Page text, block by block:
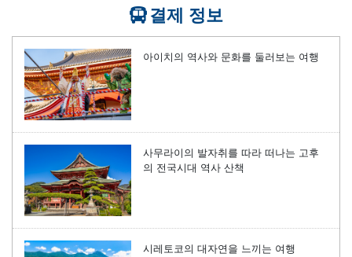
결제 정보
아이치의 역사와 문화를 둘러보는 여행
사무라이의 발자취를 따라 떠나는 고후
의 전국시대 역사 산책
시레토코의 대자연을 느끼는 여행